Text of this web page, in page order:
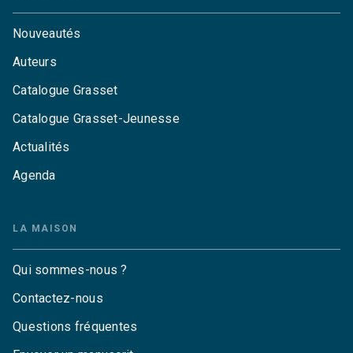
Nouveautés
Auteurs
Catalogue Grasset
Catalogue Grasset-Jeunesse
Actualités
Agenda
LA MAISON
Qui sommes-nous ?
Contactez-nous
Questions fréquentes